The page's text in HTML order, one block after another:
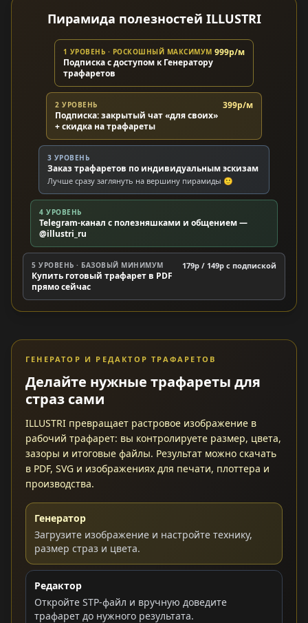
Пирамида полезностей ILLUSTRI
1 УРОВЕНЬ · РОСКОШНЫЙ МАКСИМУМ
Подписка с доступом к Генератору
трафаретов
999р/м
2 УРОВЕНЬ
Подписка: закрытый чат «для своих»
+ скидка на трафареты
399р/м
3 УРОВЕНЬ
Заказ трафаретов по индивидуальным эскизам
Лучше сразу заглянуть на вершину пирамиды 🙂
4 УРОВЕНЬ
Telegram-канал с полезняшками и общением —
@illustri_ru
5 УРОВЕНЬ · БАЗОВЫЙ МИНИМУМ
Купить готовый трафарет в PDF
прямо сейчас
179р / 149р c подпиской
ГЕНЕРАТОР И РЕДАКТОР ТРАФАРЕТОВ
Делайте нужные трафареты для
страз сами
ILLUSTRI превращает растровое изображение в
рабочий трафарет: вы контролируете размер, цвета,
зазоры и итоговые файлы. Результат можно скачать
в PDF, SVG и изображениях для печати, плоттера и
производства.
Генератор
Загрузите изображение и настройте технику,
размер страз и цвета.
Редактор
Откройте STP-файл и вручную доведите
трафарет до нужного результата.